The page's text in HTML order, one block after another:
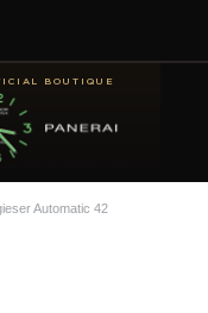
BOUTIQUE
Automatic 42